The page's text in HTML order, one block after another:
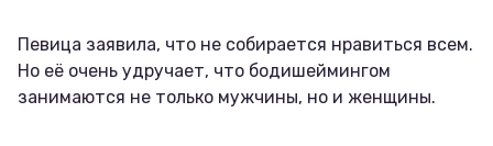
Певица заявила, что не собирается нравиться всем.
Но её очень удручает, что бодишеймингом
занимаются не только мужчины, но и женщины.